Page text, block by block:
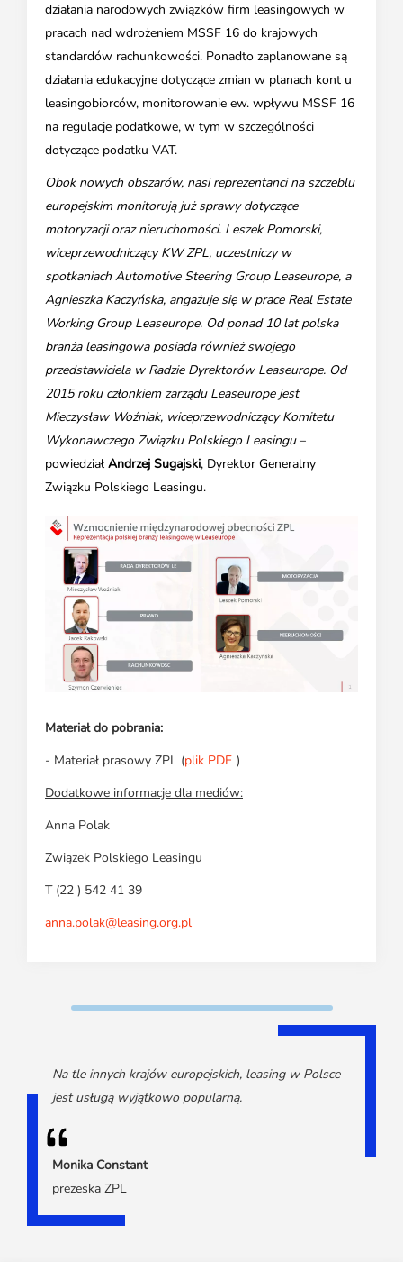
działania narodowych związków firm leasingowych w
pracach nad wdrożeniem MSSF 16 do krajowych
standardów rachunkowości. Ponadto zaplanowane są
działania edukacyjne dotyczące zmian w planach kont u
leasingobiorców, monitorowanie ew. wpływu MSSF 16
na regulacje podatkowe, w tym w szczególności
dotyczące podatku VAT.
Obok nowych obszarów, nasi reprezentanci na szczeblu
europejskim monitorują już sprawy dotyczące
motoryzacji oraz nieruchomości. Leszek Pomorski,
wiceprzewodniczący KW ZPL, uczestniczy w
spotkaniach Automotive Steering Group Leaseurope, a
Agnieszka Kaczyńska, angażuje się w prace Real Estate
Working Group Leaseurope. Od ponad 10 lat polska
branża leasingowa posiada również swojego
przedstawiciela w Radzie Dyrektorów Leaseurope. Od
2015 roku członkiem zarządu Leaseurope jest
Mieczysław Woźniak, wiceprzewodniczący Komitetu
Wykonawczego Związku Polskiego Leasingu–
powiedział Andrzej Sugajski, Dyrektor Generalny
Związku Polskiego Leasingu.
Materiał do pobrania:
- Materiał prasowy ZPL (plik PDF )
Dodatkowe informacje dla mediów:
Anna Polak
Związek Polskiego Leasingu
T (22 ) 542 41 39
anna.polak@leasing.org.pl
Na tle innych krajów europejskich, leasing w Polsce
jest usługą wyjątkowo popularną.
Monika Constant
prezeska ZPL